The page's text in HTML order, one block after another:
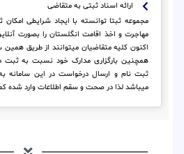
ارائه اسناد ثبتی به متقاضی
مجموعه ثبتا توانسته با ایجاد شرایطی
مهاجرت و اخذ اقامت انگلستان را بصورت
اکنون کلیه متقاضیان میتوانند از طریق همین
همچنین بارگزاری مدارک خود نسبت به ثبت
ثبت نام و ارسال درخواست در این سامانه
میباشد لذا در صحت و سقم اطلاعات وارد شده